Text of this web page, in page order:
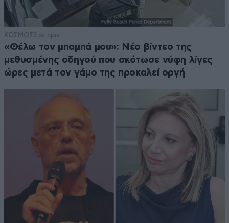
ΚΟΣΜΟΣ3 ω. πριν
«Θέλω τον μπαμπά μου»: Νέο βίντεο της
μεθυσμένης οδηγού που σκότωσε νύφη λίγες
ώρες μετά τον γάμο της προκαλεί οργή